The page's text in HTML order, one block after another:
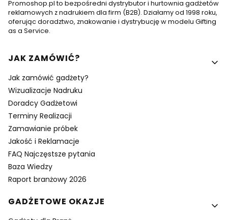
Promoshop.pl to bezpośredni dystrybutor i hurtownia gadżetów
reklamowych z nadrukiem dla firm (B2B). Działamy od 1998 roku,
oferując doradztwo, znakowanie i dystrybucję w modelu Gifting
as a Service.
Linki w stopce
JAK ZAMÓWIĆ?
Jak zamówić gadżety?
Wizualizacje Nadruku
Doradcy Gadżetowi
Terminy Realizacji
Zamawianie próbek
Jakość i Reklamacje
FAQ Najczęstsze pytania
Baza Wiedzy
Raport branżowy 2026
GADŻETOWE OKAZJE